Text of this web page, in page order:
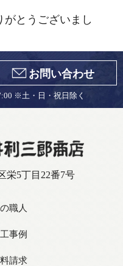
とうございまし
お問い合わせ
※土・日・祝日除く
栄5丁目22番7号
職人
事例
請求